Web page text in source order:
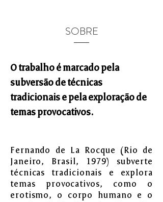
SOBRE
O trabalho é marcado pela
subversão de técnicas
tradicionais e pela exploração de
temas provocativos.
Fernando de La Rocque (Rio de
Janeiro, Brasil, 1979) subverte
técnicas tradicionais e explora
temas provocativos, como o
erotismo, o corpo humano e o